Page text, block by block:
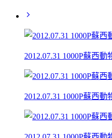
2012.07.31 1000P蘇西
2012.07.31 1000P蘇西